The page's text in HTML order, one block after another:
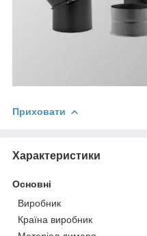
Приховати
Характеристики
Основні
Виробник
Країна виробник